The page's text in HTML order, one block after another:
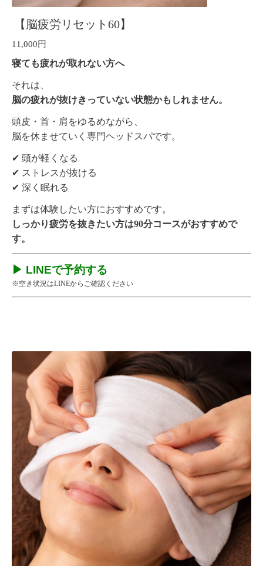
【脳疲労リセット60】
11,000円
寝ても疲れが取れない方へ
それは、
脳の疲れが抜けきっていない状態かもしれません。
頭皮・首・肩をゆるめながら、
脳を休ませていく専門ヘッドスパです。
✔ 頭が軽くなる
✔ ストレスが抜ける
✔ 深く眠れる
まずは体験したい方におすすめです。
しっかり疲労を抜きたい方は90分コースがおすすめで
す。
▶ LINEで予約する
※空き状況はLINEからご確認ください